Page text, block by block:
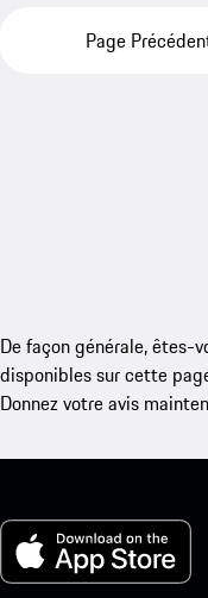
Page
De façon générale, êtes-
disponibles sur cette
Donnez votre avis